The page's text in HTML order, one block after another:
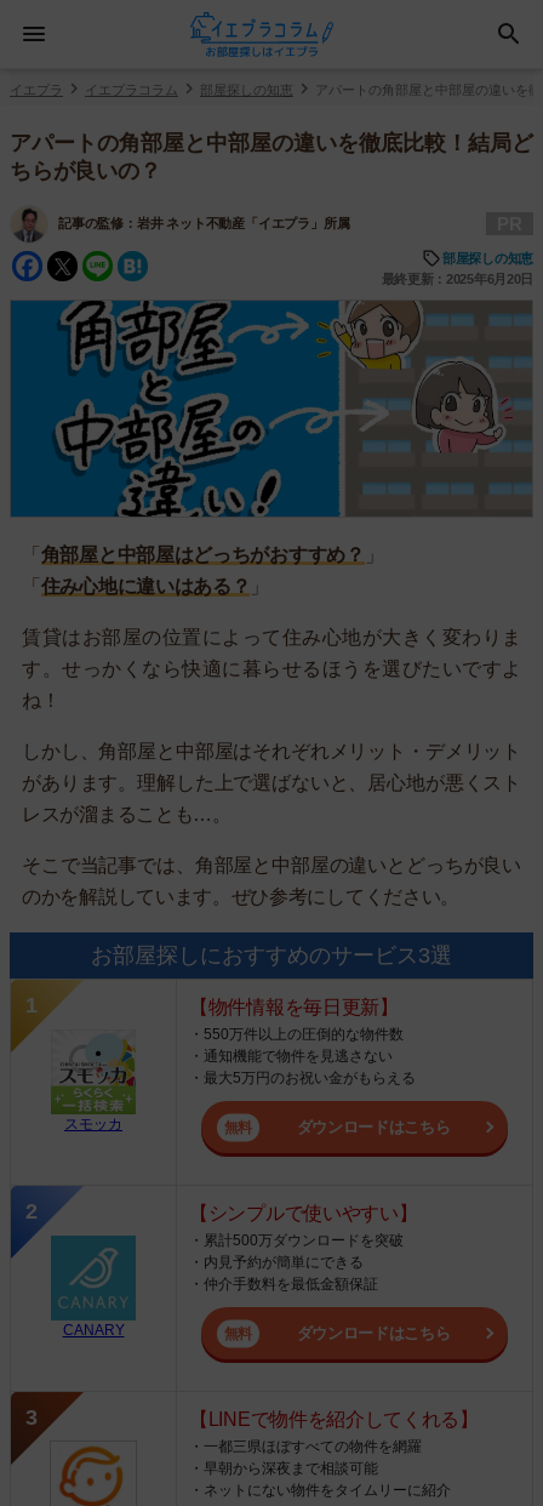
イエプラ イエプラコラム 部屋探しの知恵 アパートの角部屋と中部屋の違いを
アパートの角部屋と中部屋の違いを徹底比較！結局ど
ちらが良いの？
記事の監修： 岩井 ネット不動産「イエプラ」所属
Facebook
Twitter
Line
部屋探しの知恵
最終更新：2025年6月20日
「 角部屋と中部屋はどっちがおすすめ？ 」
「 住み心地に違いはある？ 」
賃貸はお部屋の位置によって住み心地が大きく変わりま
す。せっかくなら快適に暮らせるほうを選びたいですよ
ね！
しかし、角部屋と中部屋はそれぞれメリット・デメリット
があります。理解した上で選ばないと、居心地が悪くスト
レスが溜まることも…。
そこで当記事では、角部屋と中部屋の違いとどっちが良い
のかを解説しています。ぜひ参考にしてください。
お部屋探しにおすすめのサービス3選
スモッカ
【物件情報を毎日更新】
・550万件以上の圧倒的な物件数
・通知機能で物件を見逃さない
・最大5万円のお祝い金がもらえる
ダウンロードはこちら
CANARY
【シンプルで使いやすい】
・累計500万ダウンロードを突破
・内見予約が簡単にできる
・仲介手数料を最低金額保証
ダウンロードはこちら
【LINEで物件を紹介してくれる】
・一都三県ほぼすべての物件を網羅
・早朝から深夜まで相談可能
・ネットにない物件をタイムリーに紹介